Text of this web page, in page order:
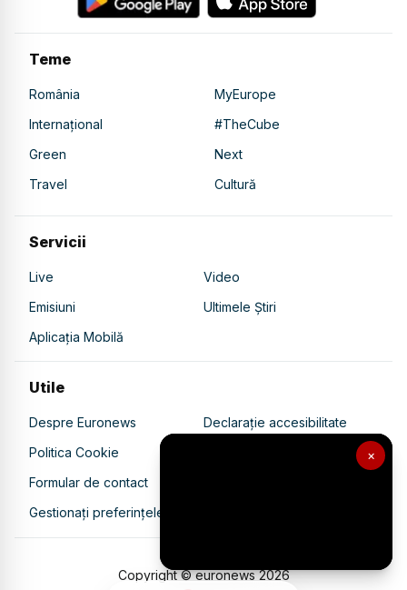
×
Teme
România
MyEurope
Internațional
#TheCube
Green
Next
Travel
Cultură
Servicii
Live
Video
Emisiuni
Ultimele Știri
Aplicația Mobilă
Utile
Despre Euronews
Declarație accesibilitate
Politica Cookie
Politica de confidențialitate
Formular de contact
Gestionați preferințele
Copyright © euronews2026